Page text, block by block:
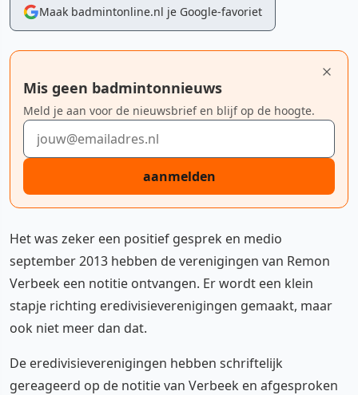
Maak badmintonline.nl je Google-favoriet
Mis geen badmintonnieuws
Meld je aan voor de nieuwsbrief en blijf op de hoogte.
E-mailadres
aanmelden
Het was zeker een positief gesprek en medio
september 2013 hebben de verenigingen van Remon
Verbeek een notitie ontvangen. Er wordt een klein
stapje richting eredivisieverenigingen gemaakt, maar
ook niet meer dan dat.
De eredivisieverenigingen hebben schriftelijk
gereageerd op de notitie van Verbeek en afgesproken